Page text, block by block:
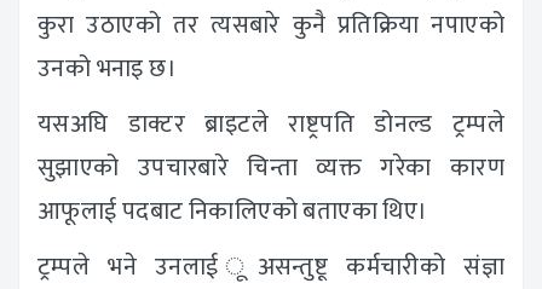
कुरा उठाएको तर त्यसबारे कुनै प्रतिक्रिया नपाएको
उनको भनाइ छ।
यसअघि डाक्टर ब्राइटले राष्ट्रपति डोनल्ड ट्रम्पले
सुझाएको उपचारबारे चिन्ता व्यक्त गरेका कारण
आफूलाई पदबाट निकालिएको बताएका थिए।
ट्रम्पले भने उनलाई ूअसन्तुष्टू कर्मचारीको संज्ञा